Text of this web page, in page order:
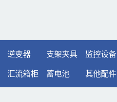
逆变器 支架夹具 监控设备
汇流箱柜 蓄电池 其他配件